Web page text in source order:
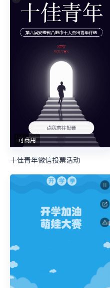
可商用
十佳青年微信投票活动